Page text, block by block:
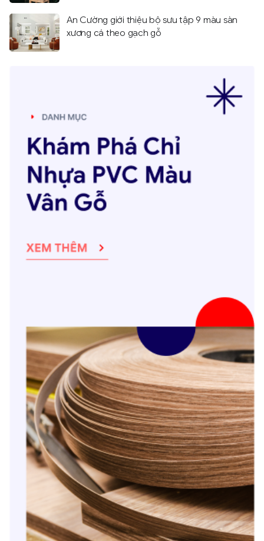
An Cường giới thiệu bộ sưu tập 9 màu sàn
xương cá theo gạch gỗ